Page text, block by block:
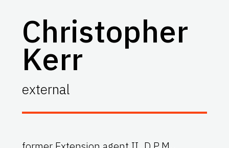
Christopher
Kerr
external